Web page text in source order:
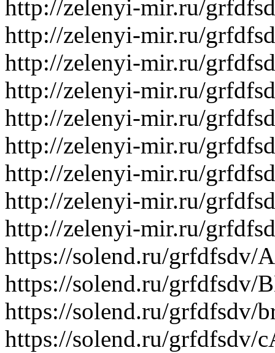
http://zelenyi-mir.ru/
http://zelenyi-mir.ru/
http://zelenyi-mir.ru/
http://zelenyi-mir.ru/
http://zelenyi-mir.ru/
http://zelenyi-mir.ru/
http://zelenyi-mir.ru/
http://zelenyi-mir.ru/
http://zelenyi-mir.ru/
https://solend.ru/grfdfsdv/
https://solend.ru/grfdfsdv/
https://solend.ru/grfdfsdv/
https://solend.ru/grfdfsdv/